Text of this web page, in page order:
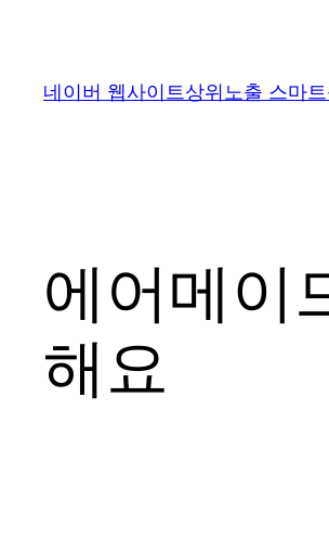
네이버 웹사이트상위노출 스마
에어메이
해요